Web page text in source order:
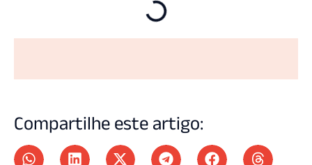
Compartilhe este artigo: